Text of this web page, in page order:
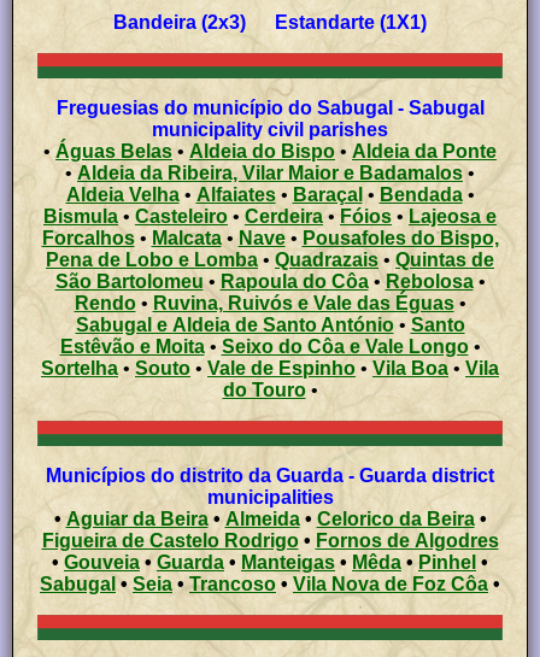
Bandeira (2x3) Estandarte (1X1)
Freguesias do município do Sabugal - Sabugal
municipality civil parishes
•Águas Belas • Aldeia do Bispo • Aldeia da Ponte
•Aldeia da Ribeira, Vilar Maior e Badamalos •
Aldeia Velha • Alfaiates• Baraçal • Bendada•
Bismula • Casteleiro • Cerdeira• Fóios • Lajeosa e
Forcalhos • Malcata• Nave• Pousafoles do Bispo,
Pena de Lobo e Lomba • Quadrazais •Quintas de
São Bartolomeu• Rapoula do Côa• Rebolosa•
Rendo• Ruvina, Ruivós e Vale das Éguas•
Sabugal e Aldeia de Santo António• Santo
Estêvão e Moita•Seixo do Côa e Vale Longo•
Sortelha • Souto • Vale de Espinho • Vila Boa • Vila
do Touro•
Municípios do distrito da Guarda - Guarda district
municipalities
•Aguiar da Beira•Almeida• Celorico da Beira•
Figueira de Castelo Rodrigo• Fornos de Algodres
• Gouveia •Guarda • Manteigas • Mêda • Pinhel •
Sabugal •Seia •Trancoso • Vila Nova de Foz Côa •